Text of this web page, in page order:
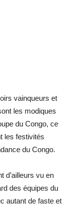
vainqueurs et
les modiques
du Congo, ce
les festivités
du Congo.
d’ailleurs vu en
des équipes du
autant de faste et